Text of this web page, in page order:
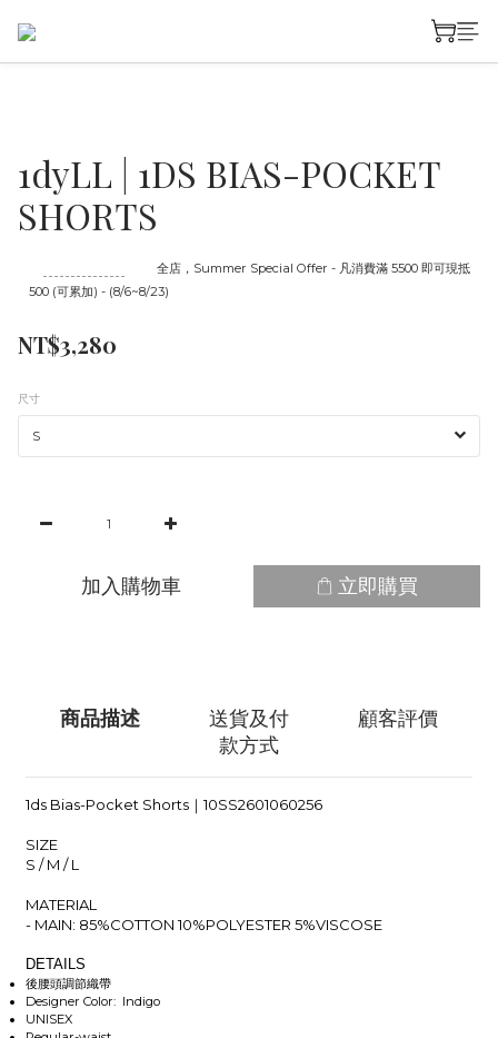
1dyLL | 1DS BIAS-POCKET
SHORTS
全店，Summer Special Offer - 凡消費滿 5500 即可現抵
500 (可累加) - (8/6~8/23)
NT$3,280
尺寸
加入購物車 立即購買
商品描述
送貨及付
款方式
顧客評價
1ds Bias-Pocket Shorts｜10SS2601060256
SIZE
S / M / L
MATERIAL
- MAIN: 85%COTTON 10%POLYESTER 5%VISCOSE
DETAILS
後腰頭調節織帶
Designer Color: Indigo
UNISEX